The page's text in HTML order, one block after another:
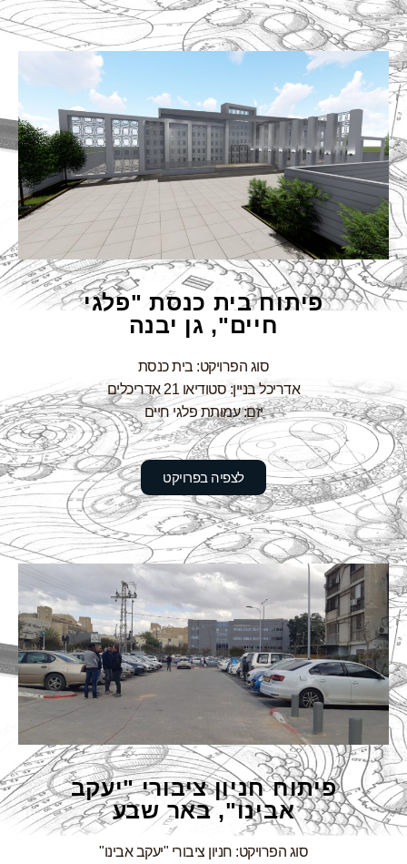
פיתוח בית כנסת "פלגי
חיים", גן יבנה
סוג הפרויקט: בית כנסת
אדריכל בניין: סטודיאו 21 אדריכלים
יזם: עמותת פלגי חיים
לצפיה בפרויקט
פיתוח חניון ציבורי "יעקב
אבינו", באר שבע
סוג הפרויקט: חניון ציבורי "יעקב אבינו"